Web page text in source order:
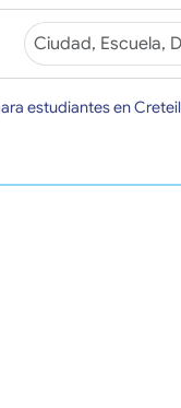
estudiantes en Creteil